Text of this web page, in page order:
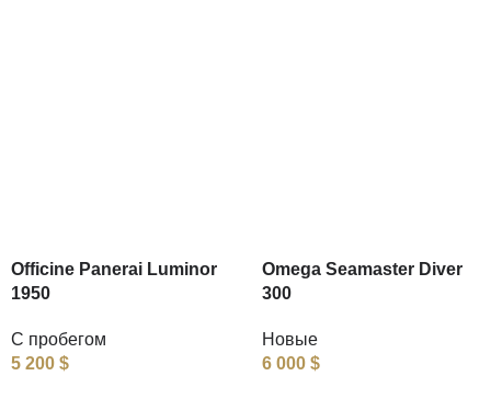
Officine Panerai Luminor
1950
С пробегом
5 200 $
Omega Seamaster Diver
300
Новые
6 000 $